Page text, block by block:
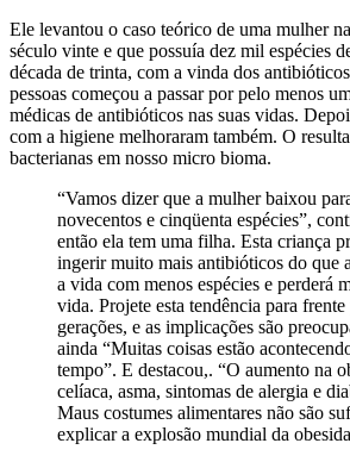
Ele levantou o caso teórico de uma mulher
século vinte e que possuía dez mil espécies
década de trinta, com a vinda dos
pessoas começou a passar por pelo menos
médicas de antibióticos nas suas vidas.
com a higiene melhoraram também. O
bacterianas em nosso micro bioma.
“Vamos dizer que a mulher baixou
novecentos e cinqüenta espécies”,
então ela tem uma filha. Esta criança
ingerir muito mais antibióticos do que
a vida com menos espécies e perderá
vida. Projete esta tendência para
gerações, e as implicações são
ainda “Muitas coisas estão
tempo”. E destacou,. “O aumento na
celíaca, asma, sintomas de alergia e
Maus costumes alimentares não são
explicar a explosão mundial da